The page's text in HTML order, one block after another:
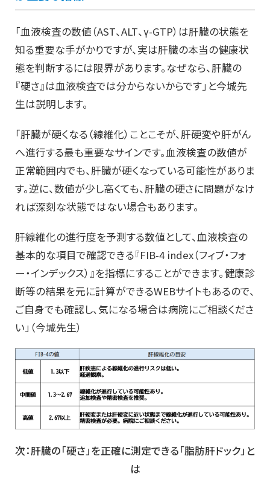
「血液検査の数値（AST、ALT、γ-GTP）は肝臓の状態を
知る重要な手がかりですが、実は肝臓の本当の健康状
態を判断するには限界があります。なぜなら、肝臓の
『硬さ』は血液検査では分からないからです」と今城先
生は説明します。
「肝臓が硬くなる（線維化）ことこそが、肝硬変や肝がん
へ進行する最も重要なサインです。血液検査の数値が
正常範囲内でも、肝臓が硬くなっている可能性がありま
す。逆に、数値が少し高くても、肝臓の硬さに問題がなけ
れば深刻な状態ではない場合もあります。
肝線維化の進行度を予測する数値として、血液検査の
基本的な項目で確認できる『FIB-4 index（フィブ・フォ
ー・インデックス）』を指標にすることができます。健康診
断等の結果を元に計算ができるWEBサイトもあるので、
ご自身でも確認し、気になる場合は病院にご相談くださ
い」（今城先生）
次：肝臓の「硬さ」を正確に測定できる「脂肪肝ドック」と
は